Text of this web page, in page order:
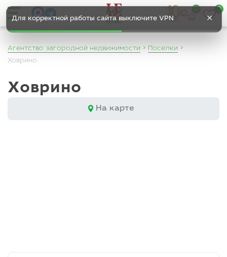
Для корректной работы сайта выключите VPN ✕
0
Агентство загородной недвижимости
Поселки
Ховрино
Ховрино
На карте